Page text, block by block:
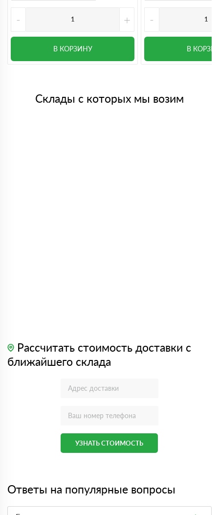
- +
В КОРЗИНУ
-
В
Склады с которых мы возим
Рассчитать стоимость доставки с
ближайшего склада
УЗНАТЬ СТОИМОСТЬ
Ответы на популярные вопросы